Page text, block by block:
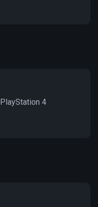
PlayStation 4